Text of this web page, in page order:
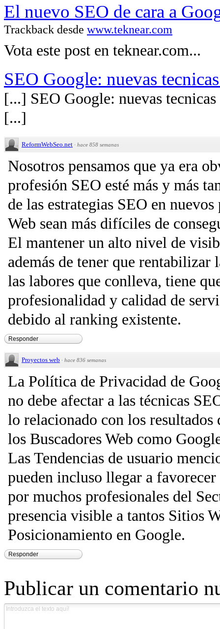
El nuevo SEO de cara a
Trackback desde www.teknear.com
Vota este post en teknear.com...
SEO Google: nuevas
[...] SEO Google: nuevas
[...]
ReformWebSeo.net · hace 858 semanas
Nosotros pensamos que ya era
profesión SEO esté más y más
de las estrategias SEO en
Web sean más difíciles de
El mantener un alto nivel de
además de tener que
las labores que conlleva, tiene
profesionalidad y calidad de
debido al ranking existente.
Responder
Proyectos web · hace 836 semanas
La Política de Privacidad de
no debe afectar a las técnicas
lo relacionado con los resultados
los Buscadores Web como
Las Tendencias de usuario
pueden incluso llegar a
por muchos profesionales del
presencia visible a tantos Sitios
Posicionamiento en Google.
Responder
Publicar un comentario